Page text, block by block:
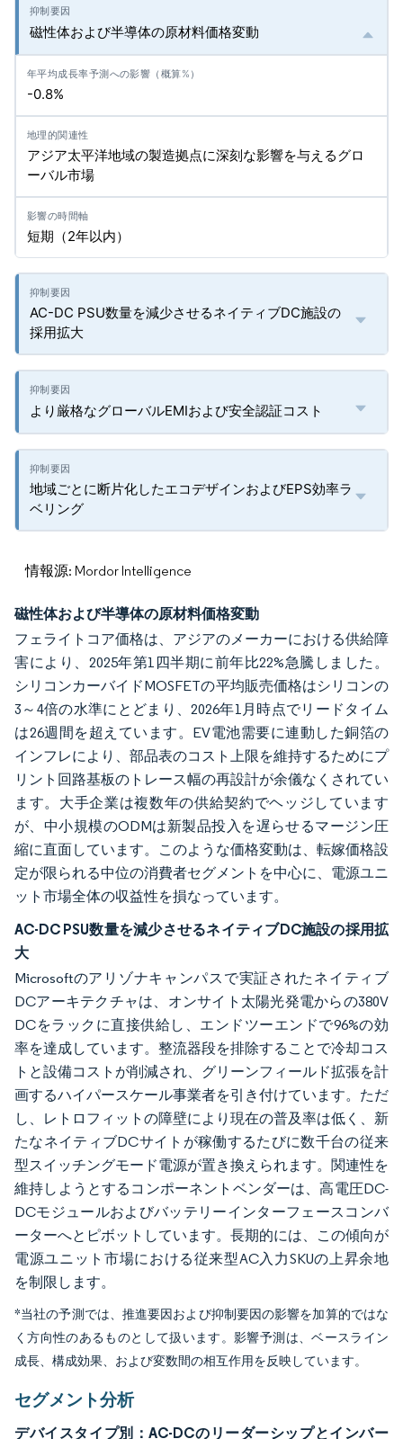
磁性体および半導体の原材料価格変動
-0.8%
アジア太平洋地域の製造拠点に深刻な影響を与えるグロ
ーバル市場
短期（2年以内）
AC-DC PSU数量を減少させるネイティブDC施設の
採用拡大
より厳格なグローバルEMIおよび安全認証コスト
地域ごとに断片化したエコデザインおよびEPS効率ラ
ベリング
情報源: Mordor Intelligence
磁性体および半導体の原材料価格変動
フェライトコア価格は、アジアのメーカーにおける供給障
害により、2025年第1四半期に前年比22%急騰しました。
シリコンカーバイドMOSFETの平均販売価格はシリコンの
3～4倍の水準にとどまり、2026年1月時点でリードタイム
は26週間を超えています。EV電池需要に連動した銅箔の
インフレにより、部品表のコスト上限を維持するためにプ
リント回路基板のトレース幅の再設計が余儀なくされてい
ます。大手企業は複数年の供給契約でヘッジしています
が、中小規模のODMは新製品投入を遅らせるマージン圧
縮に直面しています。このような価格変動は、転嫁価格設
定が限られる中位の消費者セグメントを中心に、電源ユニ
ット市場全体の収益性を損なっています。
AC-DC PSU数量を減少させるネイティブDC施設の採用拡
大
Microsoftのアリゾナキャンパスで実証されたネイティブ
DCアーキテクチャは、オンサイト太陽光発電からの380V
DCをラックに直接供給し、エンドツーエンドで96%の効
率を達成しています。整流器段を排除することで冷却コス
トと設備コストが削減され、グリーンフィールド拡張を計
画するハイパースケール事業者を引き付けています。ただ
し、レトロフィットの障壁により現在の普及率は低く、新
たなネイティブDCサイトが稼働するたびに数千台の従来
型スイッチングモード電源が置き換えられます。関連性を
維持しようとするコンポーネントベンダーは、高電圧DC-
DCモジュールおよびバッテリーインターフェースコンバ
ーターへとピボットしています。長期的には、この傾向が
電源ユニット市場における従来型AC入力SKUの上昇余地
を制限します。
*当社の予測では、推進要因および抑制要因の影響を加算的ではな
く方向性のあるものとして扱います。影響予測は、ベースライン
成長、構成効果、および変数間の相互作用を反映しています。
セグメント分析
デバイスタイプ別：AC-DCのリーダーシップとインバー